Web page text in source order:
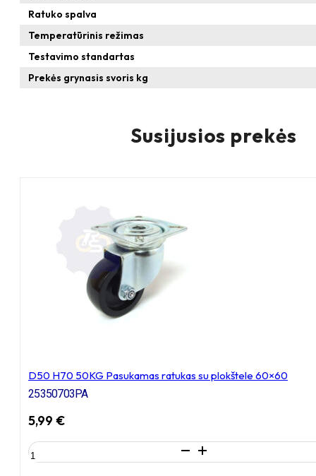
Ratuko spalva
Temperatūrinis režimas
Testavimo standartas
Prekės grynasis svoris kg
Susijusios prekės
D50 H70 50KG Pasukamas ratukas su plokštele 60×60
25350703PA
5,99 €
produkto
kiekis: